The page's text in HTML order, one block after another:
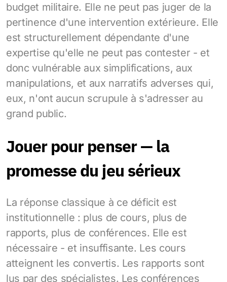
budget militaire. Elle ne peut pas juger de la
pertinence d'une intervention extérieure. Elle
est structurellement dépendante d'une
expertise qu'elle ne peut pas contester - et
donc vulnérable aux simplifications, aux
manipulations, et aux narratifs adverses qui,
eux, n'ont aucun scrupule à s'adresser au
grand public.
Jouer pour penser — la
promesse du jeu sérieux
La réponse classique à ce déficit est
institutionnelle : plus de cours, plus de
rapports, plus de conférences. Elle est
nécessaire - et insuffisante. Les cours
atteignent les convertis. Les rapports sont
lus par des spécialistes. Les conférences